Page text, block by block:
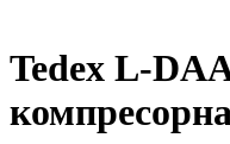
Tedex L-